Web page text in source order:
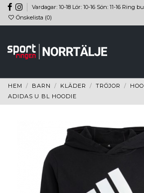
Vardagar: 10-18 Lör: 10-16 Sön: 11-16 Ring
Önskelista (0)
HEM BARN KLÄDER TRÖJOR
ADIDAS U BL HOODIE